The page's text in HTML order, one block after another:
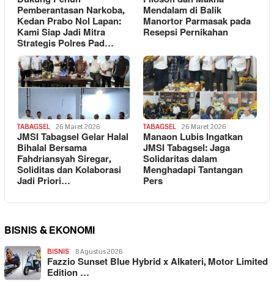
Pemberantasan Narkoba,
Kedan Prabo Nol Lapan:
Kami Siap Jadi Mitra
Strategis Polres Pad…
Mendalam di Balik
Manortor Parmasak pada
Resepsi Pernikahan
TABAGSEL 26 Maret 2026
JMSI Tabagsel Gelar Halal
Bihalal Bersama
Fahdriansyah Siregar,
Soliditas dan Kolaborasi
Jadi Priori…
TABAGSEL 26 Maret 2026
Manaon Lubis Ingatkan
JMSI Tabagsel: Jaga
Solidaritas dalam
Menghadapi Tantangan
Pers
BISNIS & EKONOMI
BISNIS 8 Agustus 2026
Fazzio Sunset Blue Hybrid x Alkateri, Motor Limited
Edition …